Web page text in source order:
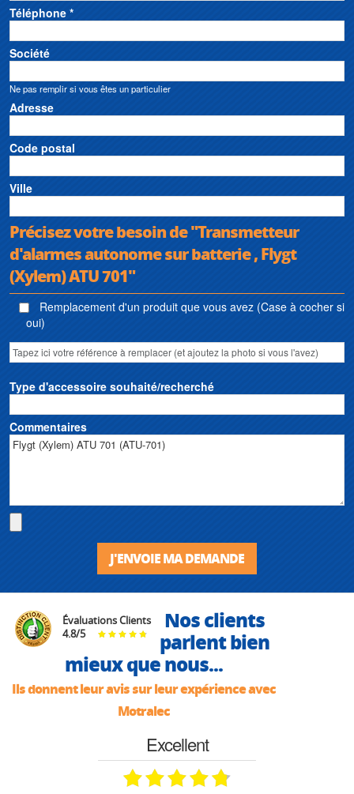
Téléphone *
Société
Ne pas remplir si vous êtes un particulier
Adresse
Code postal
Ville
Précisez votre besoin de "Transmetteur
d'alarmes autonome sur batterie , Flygt
(Xylem) ATU 701"
Remplacement d'un produit que vous avez (Case à cocher si
oui)
Type d'accessoire souhaité/recherché
Commentaires
J'ENVOIE MA DEMANDE
Évaluations Clients
4.8/5
Nos clients
parlent bien
mieux que nous...
Ils donnent leur avis sur leur expérience avec
Motralec
Excellent